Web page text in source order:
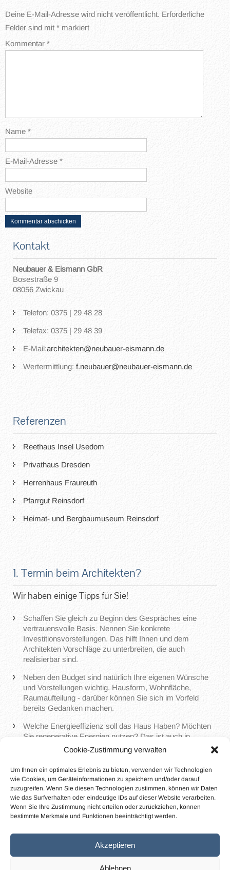
Cookie-Zustimmung verwalten
Um Ihnen ein optimales Erlebnis zu bieten, verwenden wir Technologien
wie Cookies, um Geräteinformationen zu speichern und/oder darauf
zuzugreifen. Wenn Sie diesen Technologien zustimmen, können wir Daten
wie das Surfverhalten oder eindeutige IDs auf dieser Website verarbeiten.
Wenn Sie Ihre Zustimmung nicht erteilen oder zurückziehen, können
bestimmte Merkmale und Funktionen beeinträchtigt werden.
Akzeptieren
Ablehnen
Deine E-Mail-Adresse wird nicht veröffentlicht. Erforderliche
Felder sind mit * markiert
Kommentar *
Name *
E-Mail-Adresse *
Website
Kontakt
Neubauer & Eismann GbR
Bosestraße 9
08056 Zwickau
Telefon: 0375 | 29 48 28
Telefax: 0375 | 29 48 39
E-Mail:architekten@neubauer-eismann.de
Wertermittlung: f.neubauer@neubauer-eismann.de
Referenzen
Reethaus Insel Usedom
Privathaus Dresden
Herrenhaus Fraureuth
Pfarrgut Reinsdorf
Heimat- und Bergbaumuseum Reinsdorf
1. Termin beim Architekten?
Wir haben einige Tipps für Sie!
Schaffen Sie gleich zu Beginn des Gespräches eine
vertrauensvolle Basis. Nennen Sie konkrete
Investitionsvorstellungen. Das hilft Ihnen und dem
Architekten Vorschläge zu unterbreiten, die auch
realisierbar sind.
Neben den Budget sind natürlich Ihre eigenen Wünsche
und Vorstellungen wichtig. Hausform, Wohnfläche,
Raumaufteilung - darüber können Sie sich im Vorfeld
bereits Gedanken machen.
Welche Energieeffizienz soll das Haus Haben? Möchten
Sie regenerative Energien nutzen? Das ist auch in
Zusammenhang mit einem KfW-gefördertem Gebäude
Bringen Sie alle relevanten Unterlagen gleich mit. Das
können Lagepläne sein oder auch bereits
Grundbuchauszüge. Der Architekt kann diese bezüglich
der gegebenen Bauvorschriften bereits vorprüfen.
Gespräch mit dem Architekten gehen.